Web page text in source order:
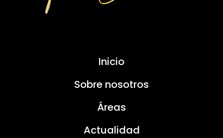
Inicio
Sobre nosotros
Áreas
Actualidad